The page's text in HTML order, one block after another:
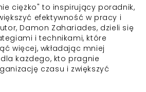
ciężko" to inspirujący poradnik,
efektywność w pracy i
Damon Zahariades, dzieli się
i technikami, które
więcej, wkładając mniej
dla każdego, kto pragnie
czasu i zwiększyć